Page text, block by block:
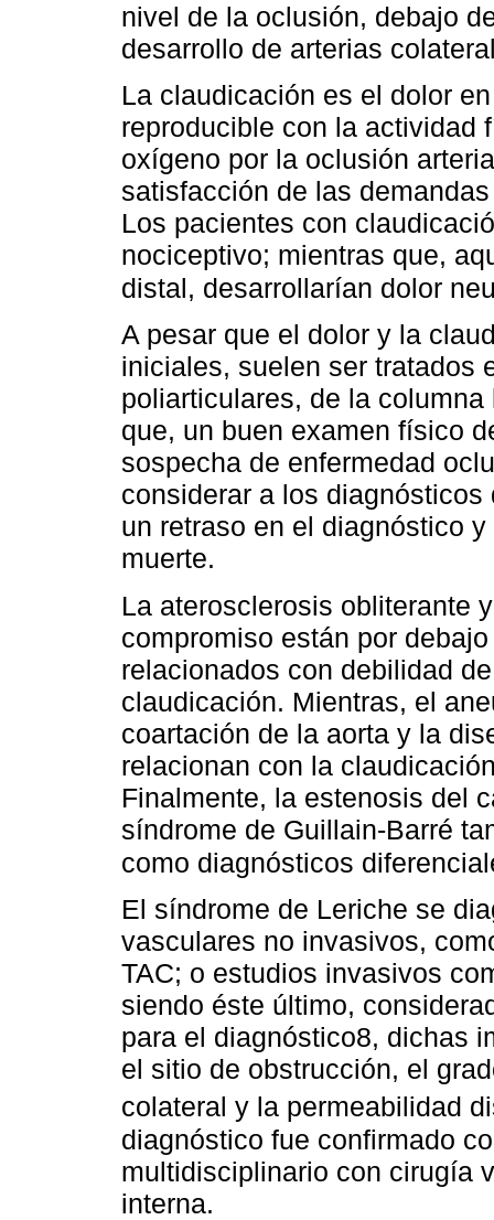
nivel de la oclusión, debajo
desarrollo de arterias
La claudicación es el dolor
reproducible con la actividad
oxígeno por la oclusión
satisfacción de las
Los pacientes con
nociceptivo; mientras que,
distal, desarrollarían dolor
A pesar que el dolor y la
iniciales, suelen ser tratados
poliarticulares, de la
que, un buen examen físico
sospecha de enfermedad
considerar a los
un retraso en el diagnóstico
muerte.
La aterosclerosis obliterante
compromiso están por
relacionados con debilidad
claudicación. Mientras, el
coartación de la aorta y la
relacionan con la
Finalmente, la estenosis del
síndrome de Guillain-Barré
como diagnósticos
El síndrome de Leriche se
vasculares no invasivos,
TAC; o estudios invasivos
siendo éste último,
para el diagnóstico8, dichas
el sitio de obstrucción, el
colateral y la permeabilidad
diagnóstico fue confirmado
multidisciplinario con cirugía
interna.